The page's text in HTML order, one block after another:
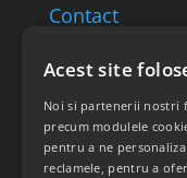
Contact
Retur produse
Acest site
Noi si partenerii nostri
precum modulele
pentru a ne
reclamele, pentru a